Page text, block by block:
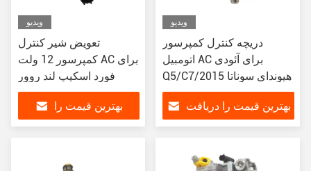
ویدیو
تعویض شیر کنترل
کمپرسور 12 ولت AC برای
فورد اسکیپ لند روور
بهترین قیمت را
ویدیو
دریچه کنترل کمپرسور
اتومبیل AC برای آئودی
Q5/C7/2015 هیوندای سوناتا
بهترین قیمت را دریافت